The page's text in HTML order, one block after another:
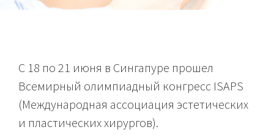
С 18 по 21 июня в Сингапуре прошел
Всемирный олимпиадный конгресс ISAPS
(Международная ассоциация эстетических
и пластических хирургов).